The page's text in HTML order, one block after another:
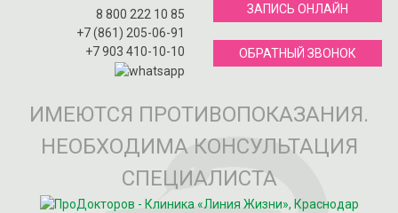
8 800 222 10 85
+7 (861) 205-06-91
+7 903 410-10-10
ЗАПИСЬ ОНЛАЙН
ОБРАТНЫЙ ЗВОНОК
ИМЕЮТСЯ ПРОТИВОПОКАЗАНИЯ.
НЕОБХОДИМА КОНСУЛЬТАЦИЯ
СПЕЦИАЛИСТА